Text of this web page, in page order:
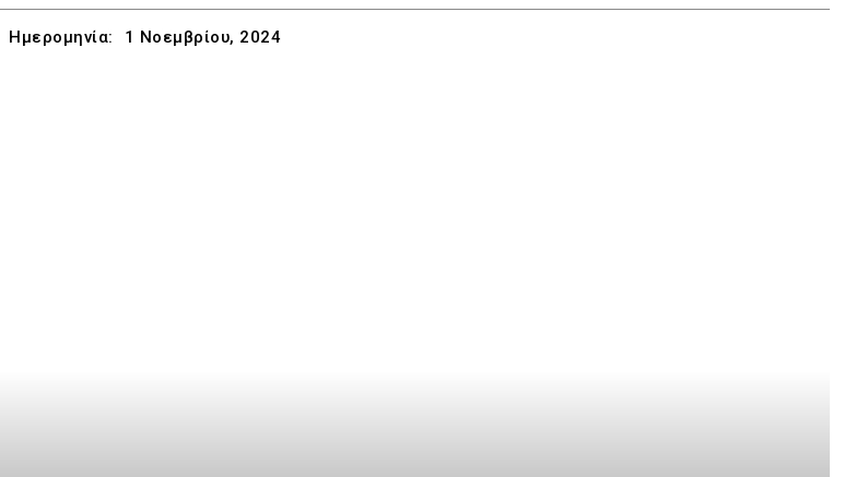
Ημερομηνία: 1 Νοεμβρίου, 2024